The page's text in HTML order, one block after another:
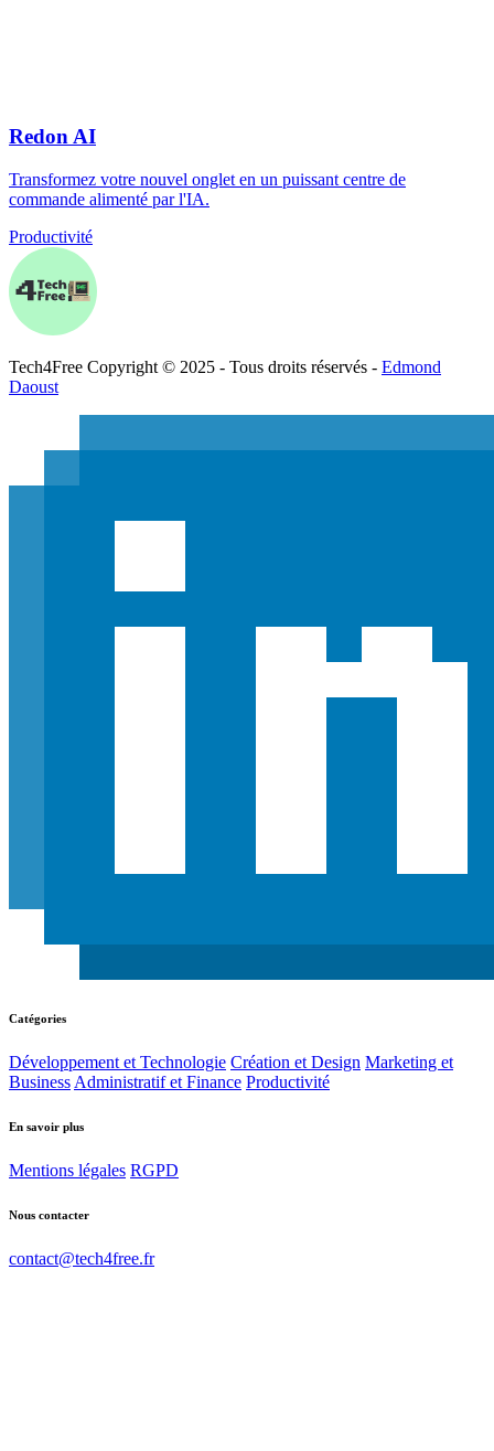
Redon AI
Transformez votre nouvel onglet en un puissant centre de
commande alimenté par l'IA.
Productivité
Tech4Free Copyright © 2025 - Tous droits réservés - Edmond
Daoust
Catégories
Développement et Technologie Création et Design Marketing et
Business Administratif et Finance Productivité
En savoir plus
Mentions légales RGPD
Nous contacter
contact@tech4free.fr